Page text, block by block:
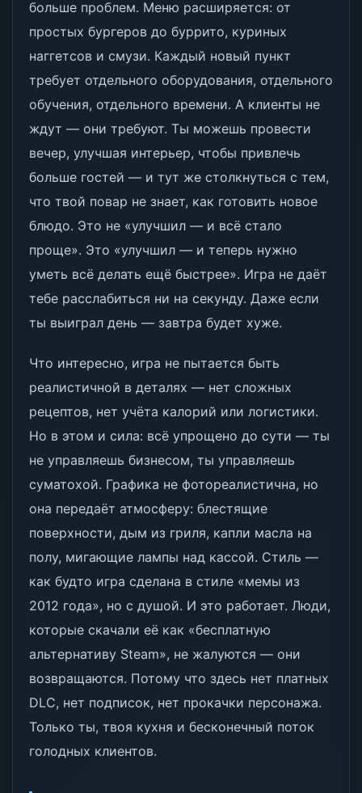
больше проблем. Меню расширяется: от
простых бургеров до буррито, куриных
наггетсов и смузи. Каждый новый пункт
требует отдельного оборудования, отдельного
обучения, отдельного времени. А клиенты не
ждут — они требуют. Ты можешь провести
вечер, улучшая интерьер, чтобы привлечь
больше гостей — и тут же столкнуться с тем,
что твой повар не знает, как готовить новое
блюдо. Это не «улучшил — и всё стало
проще». Это «улучшил — и теперь нужно
уметь всё делать ещё быстрее». Игра не даёт
тебе расслабиться ни на секунду. Даже если
ты выиграл день — завтра будет хуже.
Что интересно, игра не пытается быть
реалистичной в деталях — нет сложных
рецептов, нет учёта калорий или логистики.
Но в этом и сила: всё упрощено до сути — ты
не управляешь бизнесом, ты управляешь
суматохой. Графика не фотореалистична, но
она передаёт атмосферу: блестящие
поверхности, дым из гриля, капли масла на
полу, мигающие лампы над кассой. Стиль —
как будто игра сделана в стиле «мемы из
2012 года», но с душой. И это работает. Люди,
которые скачали её как «бесплатную
альтернативу Steam», не жалуются — они
возвращаются. Потому что здесь нет платных
DLC, нет подписок, нет прокачки персонажа.
Только ты, твоя кухня и бесконечный поток
голодных клиентов.